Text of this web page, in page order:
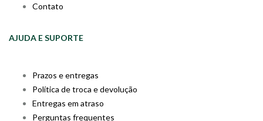
Contato
AJUDA E SUPORTE
Prazos e entregas
Política de troca e devolução
Entregas em atraso
Perguntas frequentes